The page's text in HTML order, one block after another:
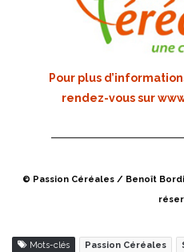
Pour plus
rendez-vous sur
© Passion Céréales / Benoît
Mots-clés Passion Céréales